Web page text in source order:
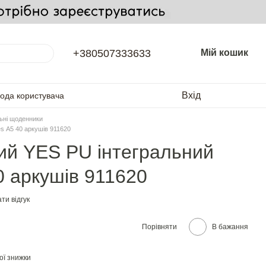
+380507333633 Мій кошик
користувача Вхід
щоденники
А5 40 аркушів 911620
YES PU інтегральний
911620
відгук
Порівняти В бажання
знижки